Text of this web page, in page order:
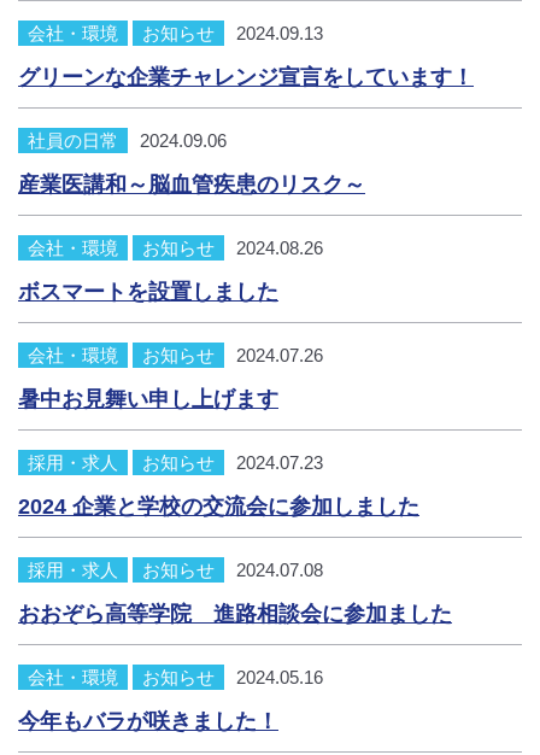
会社・環境 お知らせ 2024.09.13
グリーンな企業チャレンジ宣言をしています！
社員の日常 2024.09.06
産業医講和～脳血管疾患のリスク～
会社・環境 お知らせ 2024.08.26
ボスマートを設置しました
会社・環境 お知らせ 2024.07.26
暑中お見舞い申し上げます
採用・求人 お知らせ 2024.07.23
2024 企業と学校の交流会に参加しました
採用・求人 お知らせ 2024.07.08
おおぞら高等学院 進路相談会に参加ました
会社・環境 お知らせ 2024.05.16
今年もバラが咲きました！